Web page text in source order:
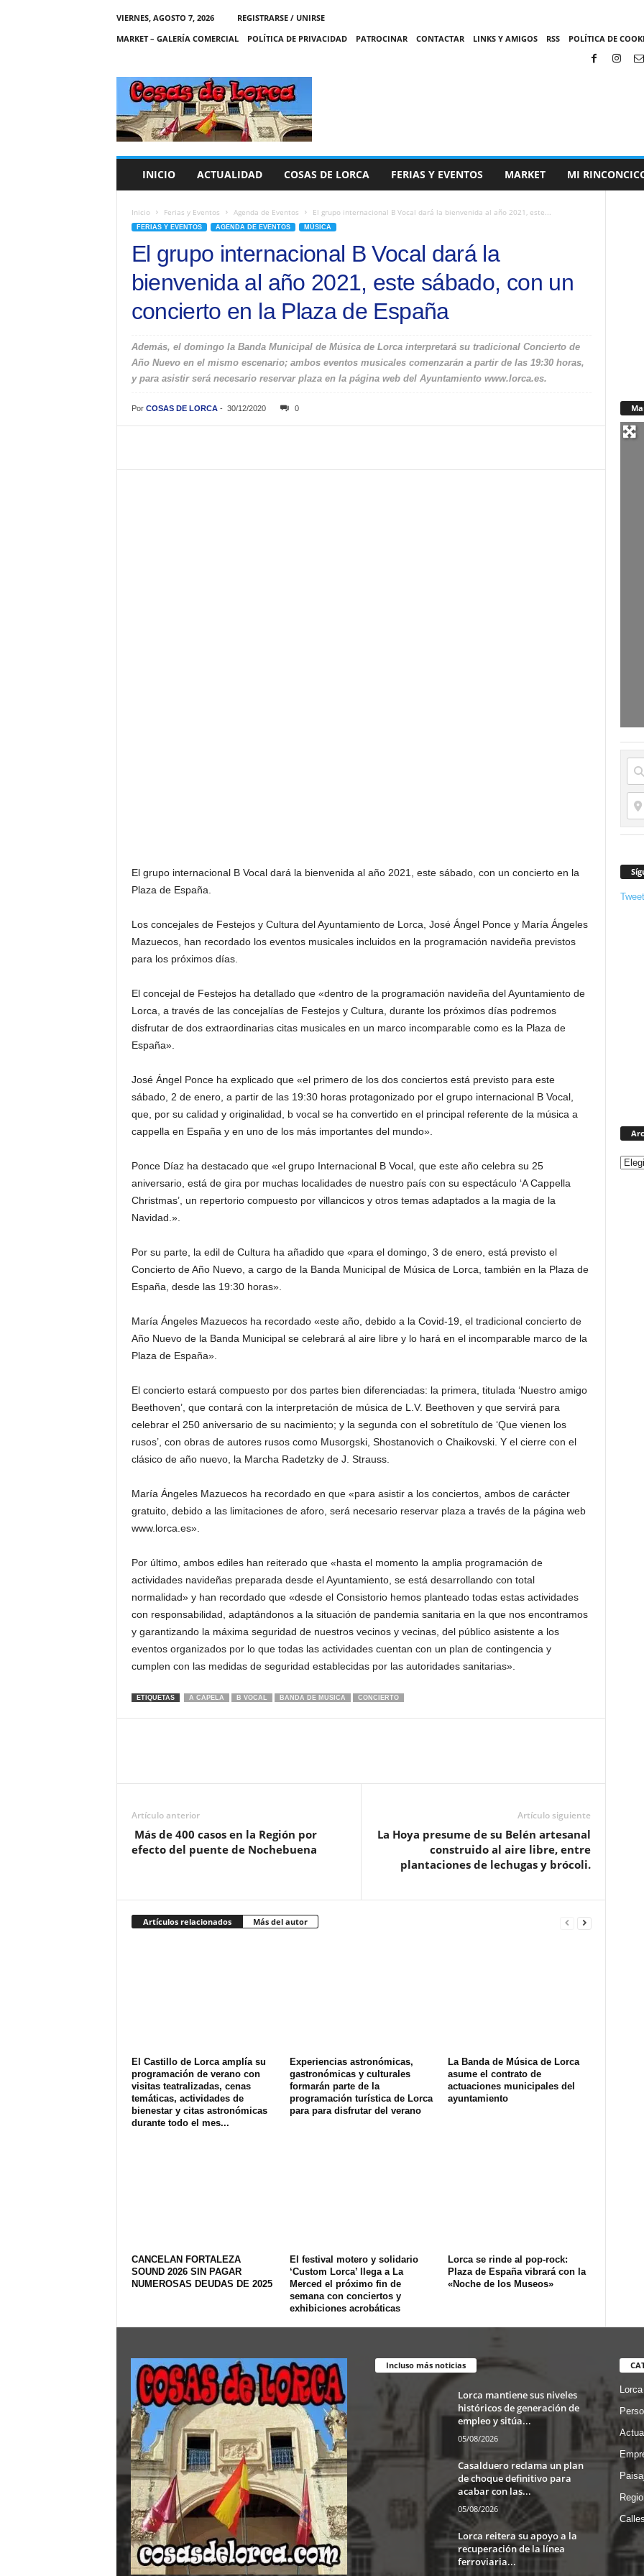
VIERNES, AGOSTO 7, 2026
REGISTRARSE / UNIRSE
MARKET – GALERÍA COMERCIAL
POLÍTICA DE PRIVACIDAD PATROCINAR CONTACTAR LINKS Y AMIGOS RSS POLÍTICA DE
C
A
S
INICIO ACTUALIDAD COSAS DE LORCA FERIAS Y EVENTOS MARKET MI
Inicio Ferias y Eventos Agenda de Eventos El grupo internacional B Vocal dará la bienvenida al año 2021, este...
FERIAS Y EVENTOS AGENDA DE EVENTOS MÚSICA
El grupo internacional B Vocal dará la
bienvenida al año 2021, este sábado, con un
concierto en la Plaza de España
Además, el domingo la Banda Municipal de Música de Lorca interpretará su tradicional Concierto de
Año Nuevo en el mismo escenario; ambos eventos musicales comenzarán a partir de las 19:30 horas,
y para asistir será necesario reservar plaza en la página web del Ayuntamiento www.lorca.es.
Por COSAS DE LORCA- 30/12/2020 0
El grupo internacional B Vocal dará la bienvenida al año 2021, este sábado, con un concierto en la
Plaza de España.
Los concejales de Festejos y Cultura del Ayuntamiento de Lorca, José Ángel Ponce y María Ángeles
Mazuecos, han recordado los eventos musicales incluidos en la programación navideña previstos
para los próximos días.
El concejal de Festejos ha detallado que «dentro de la programación navideña del Ayuntamiento de
Lorca, a través de las concejalías de Festejos y Cultura, durante los próximos días podremos
disfrutar de dos extraordinarias citas musicales en un marco incomparable como es la Plaza de
España».
José Ángel Ponce ha explicado que «el primero de los dos conciertos está previsto para este
sábado, 2 de enero, a partir de las 19:30 horas protagonizado por el grupo internacional B Vocal,
que, por su calidad y originalidad, b vocal se ha convertido en el principal referente de la música a
cappella en España y en uno de los más importantes del mundo».
Ponce Díaz ha destacado que «el grupo Internacional B Vocal, que este año celebra su 25
aniversario, está de gira por muchas localidades de nuestro país con su espectáculo ‘A Cappella
Christmas’, un repertorio compuesto por villancicos y otros temas adaptados a la magia de la
Navidad.».
Por su parte, la edil de Cultura ha añadido que «para el domingo, 3 de enero, está previsto el
Concierto de Año Nuevo, a cargo de la Banda Municipal de Música de Lorca, también en la Plaza de
España, desde las 19:30 horas».
María Ángeles Mazuecos ha recordado «este año, debido a la Covid-19, el tradicional concierto de
Año Nuevo de la Banda Municipal se celebrará al aire libre y lo hará en el incomparable marco de la
Plaza de España».
El concierto estará compuesto por dos partes bien diferenciadas: la primera, titulada ‘Nuestro amigo
Beethoven’, que contará con la interpretación de música de L.V. Beethoven y que servirá para
celebrar el 250 aniversario de su nacimiento; y la segunda con el sobretítulo de ‘Que vienen los
rusos’, con obras de autores rusos como Musorgski, Shostanovich o Chaikovski. Y el cierre con el
clásico de año nuevo, la Marcha Radetzky de J. Strauss.
María Ángeles Mazuecos ha recordado en que «para asistir a los conciertos, ambos de carácter
gratuito, debido a las limitaciones de aforo, será necesario reservar plaza a través de la página web
www.lorca.es».
Por último, ambos ediles han reiterado que «hasta el momento la amplia programación de
actividades navideñas preparada desde el Ayuntamiento, se está desarrollando con total
normalidad» y han recordado que «desde el Consistorio hemos planteado todas estas actividades
con responsabilidad, adaptándonos a la situación de pandemia sanitaria en la que nos encontramos
y garantizando la máxima seguridad de nuestros vecinos y vecinas, del público asistente a los
eventos organizados por lo que todas las actividades cuentan con un plan de contingencia y
cumplen con las medidas de seguridad establecidas por las autoridades sanitarias».
ETIQUETAS A CAPELA B VOCAL BANDA DE MUSICA CONCIERTO
Artículo anterior
Más de 400 casos en la Región por
efecto del puente de Nochebuena
Artículo siguiente
La Hoya presume de su Belén artesanal
construido al aire libre, entre
plantaciones de lechugas y brócoli.
Artículos relacionados Más del autor
El Castillo de Lorca amplía su
programación de verano con
visitas teatralizadas, cenas
temáticas, actividades de
bienestar y citas astronómicas
durante todo el mes...
Experiencias astronómicas,
gastronómicas y culturales
formarán parte de la
programación turística de Lorca
para para disfrutar del verano
La Banda de Música de Lorca
asume el contrato de
actuaciones municipales del
ayuntamiento
CANCELAN FORTALEZA
SOUND 2026 SIN PAGAR
NUMEROSAS DEUDAS DE 2025
El festival motero y solidario
‘Custom Lorca’ llega a La
Merced el próximo fin de
semana con conciertos y
exhibiciones acrobáticas
Lorca se rinde al pop-rock:
Plaza de España vibrará con la
«Noche de los Museos»
Incluso más noticias
Lorca mantiene sus niveles
históricos de generación de
empleo y sitúa...
05/08/2026
Casalduero reclama un plan
de choque definitivo para
acabar con las...
05/08/2026
Lorca reitera su apoyo a la
recuperación de la línea
ferroviaria...
Lorca